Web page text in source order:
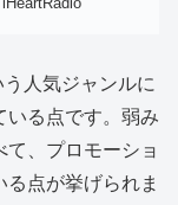
人気ジャンルに
いる点です。弱み
、プロモーショ
点が挙げられま